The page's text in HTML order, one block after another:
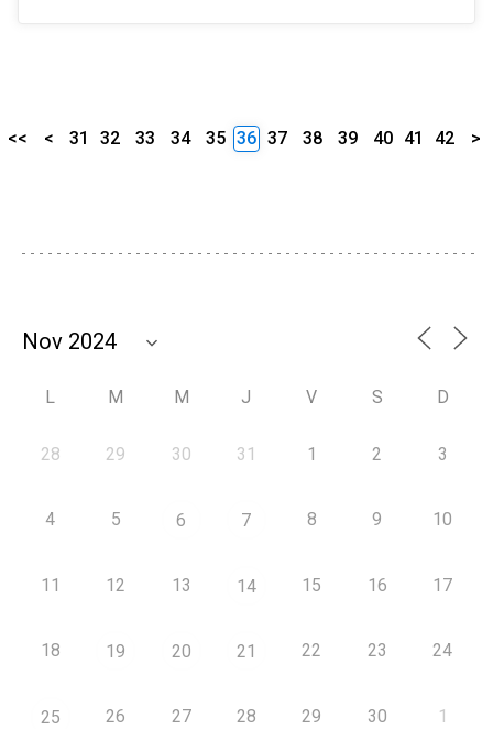
<< < 31 32 33 34 35 36 37 38 39 40 41 42 >
L M M J V S D
28 29 30 31 1 2 3
4 5 6 7 8 9 10
11 12 13 14 15 16 17
18 19 20 21 22 23 24
25 26 27 28 29 30 1